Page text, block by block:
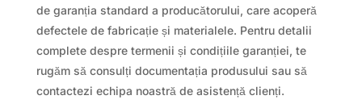
de garanția standard a producătorului, care acoperă
defectele de fabricație și materialele. Pentru detalii
complete despre termenii și condițiile garanției, te
rugăm să consulți documentația produsului sau să
contactezi echipa noastră de asistență clienți.